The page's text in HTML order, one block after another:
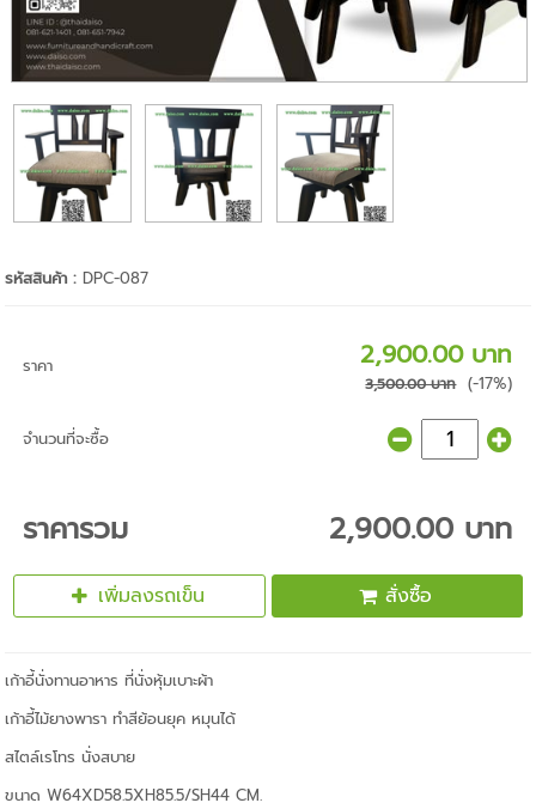
รหัสสินค้า :DPC-087
ราคา 2,900.00 บาท
3,500.00 บาท (-17%)
จำนวนที่จะซื้อ
ราคารวม 2,900.00 บาท
เพิ่มลงรถเข็น สั่งซื้อ
เก้าอี้นั่งทานอาหาร ที่นั่งหุ้มเบาะผ้า
เก้าอี้ไม้ยางพารา ทำสีย้อนยุค หมุนได้
สไตล์เรโทร นั่งสบาย
ขนาด W64XD58.5XH85.5/SH44 CM.